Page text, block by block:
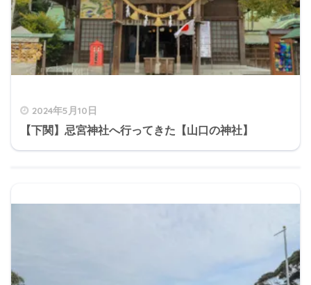
2024年5月10日
【下関】忌宮神社へ行ってきた【山口の神社】